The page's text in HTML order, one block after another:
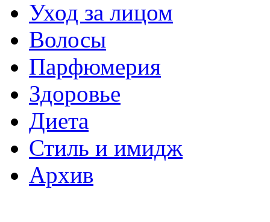
Уход за лицом
Волосы
Парфюмерия
Здоровье
Диета
Стиль и имидж
Архив